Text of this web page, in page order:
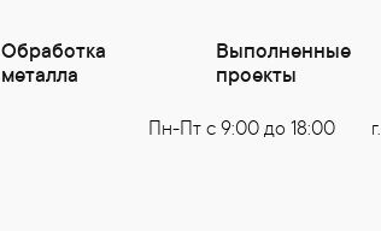
Обработка
металла
Выполненные
проекты
Пн-Пт с 9:00 до 18:00